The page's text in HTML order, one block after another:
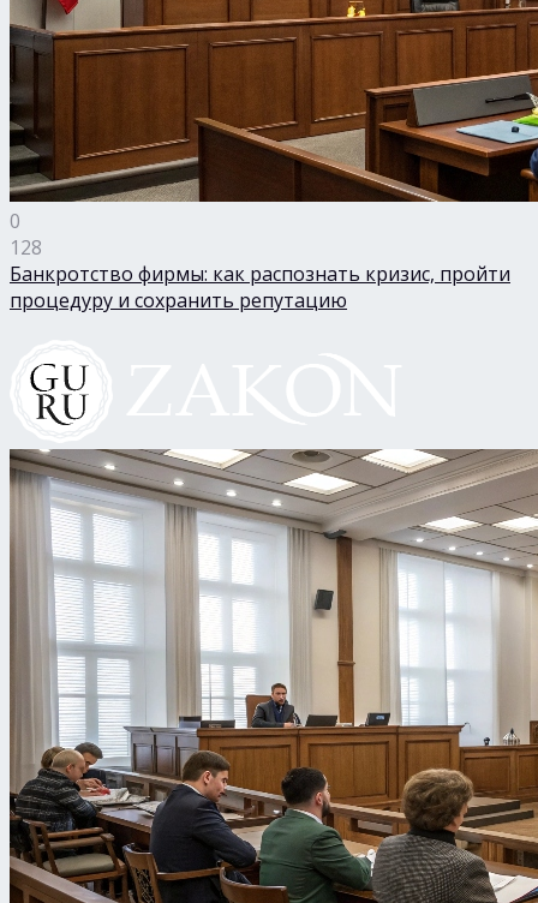
0
128
Банкротство фирмы: как распознать кризис, пройти
процедуру и сохранить репутацию